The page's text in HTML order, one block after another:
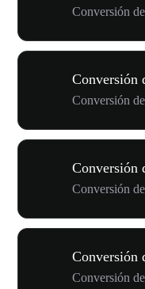
Conversión
Conversión
Conversión
Conversión
Conversión
Conversión